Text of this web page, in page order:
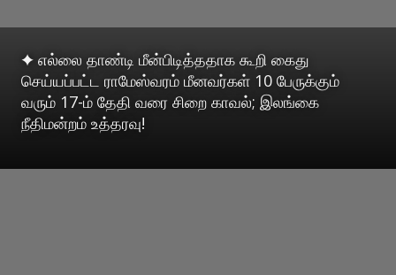
✦ எல்லை தாண்டி மீன்பிடித்ததாக கூறி கைது
செய்யப்பட்ட ராமேஸ்வரம் மீனவர்கள் 10 பேருக்கும்
வரும் 17-ம் தேதி வரை சிறை காவல்; இலங்கை
நீதிமன்றம் உத்தரவு!